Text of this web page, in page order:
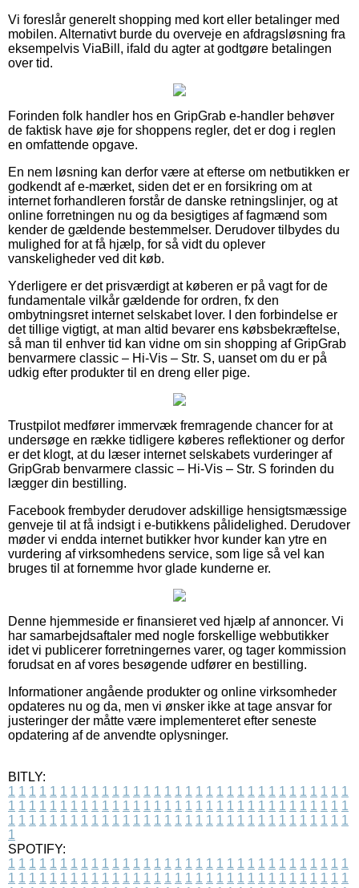
Vi foreslår generelt shopping med kort eller betalinger med
mobilen. Alternativt burde du overveje en afdragsløsning fra
eksempelvis ViaBill, ifald du agter at godtgøre betalingen
over tid.
Forinden folk handler hos en GripGrab e-handler behøver
de faktisk have øje for shoppens regler, det er dog i reglen
en omfattende opgave.
En nem løsning kan derfor være at efterse om netbutikken er
godkendt af e-mærket, siden det er en forsikring om at
internet forhandleren forstår de danske retningslinjer, og at
online forretningen nu og da besigtiges af fagmænd som
kender de gældende bestemmelser. Derudover tilbydes du
mulighed for at få hjælp, for så vidt du oplever
vanskeligheder ved dit køb.
Yderligere er det prisværdigt at køberen er på vagt for de
fundamentale vilkår gældende for ordren, fx den
ombytningsret internet selskabet lover. I den forbindelse er
det tillige vigtigt, at man altid bevarer ens købsbekræftelse,
så man til enhver tid kan vidne om sin shopping af GripGrab
benvarmere classic – Hi-Vis – Str. S, uanset om du er på
udkig efter produkter til en dreng eller pige.
Trustpilot medfører immervæk fremragende chancer for at
undersøge en række tidligere køberes reflektioner og derfor
er det klogt, at du læser internet selskabets vurderinger af
GripGrab benvarmere classic – Hi-Vis – Str. S forinden du
lægger din bestilling.
Facebook frembyder derudover adskillige hensigtsmæssige
genveje til at få indsigt i e-butikkens pålidelighed. Derudover
møder vi endda internet butikker hvor kunder kan ytre en
vurdering af virksomhedens service, som lige så vel kan
bruges til at fornemme hvor glade kunderne er.
Denne hjemmeside er finansieret ved hjælp af annoncer. Vi
har samarbejdsaftaler med nogle forskellige webbutikker
idet vi publicerer forretningernes varer, og tager kommission
forudsat en af vores besøgende udfører en bestilling.
Informationer angående produkter og online virksomheder
opdateres nu og da, men vi ønsker ikke at tage ansvar for
justeringer der måtte være implementeret efter seneste
opdatering af de anvendte oplysninger.
BITLY:
1 1 1 1 1 1 1 1 1 1 1 1 1 1 1 1 1 1 1 1 1 1 1 1 1 1 1 1 1 1 1 1 1
1 1 1 1 1 1 1 1 1 1 1 1 1 1 1 1 1 1 1 1 1 1 1 1 1 1 1 1 1 1 1 1 1
1 1 1 1 1 1 1 1 1 1 1 1 1 1 1 1 1 1 1 1 1 1 1 1 1 1 1 1 1 1 1 1 1
1
SPOTIFY:
1 1 1 1 1 1 1 1 1 1 1 1 1 1 1 1 1 1 1 1 1 1 1 1 1 1 1 1 1 1 1 1 1
1 1 1 1 1 1 1 1 1 1 1 1 1 1 1 1 1 1 1 1 1 1 1 1 1 1 1 1 1 1 1 1 1